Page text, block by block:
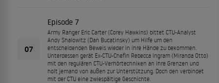
07
Episode 7
Army Ranger Eric Carter (Corey Hawkins) bittet CTU-Analyst
Andy Shalowitz (Dan Bucatinsky) um Hilfe um den
entscheidenden Beweis wieder in ihre Hände zu bekommen.
Unterdessen gerät Ex-CTU-Chefin Rebecca Ingram (Miranda Otto)
mit den regulären CTU-Verhörtechniken an ihre Grenzen und
holt jemand von außen zur Unterstützung. Doch den verbindet
mit der CTU eine zwiespältige Geschichte.